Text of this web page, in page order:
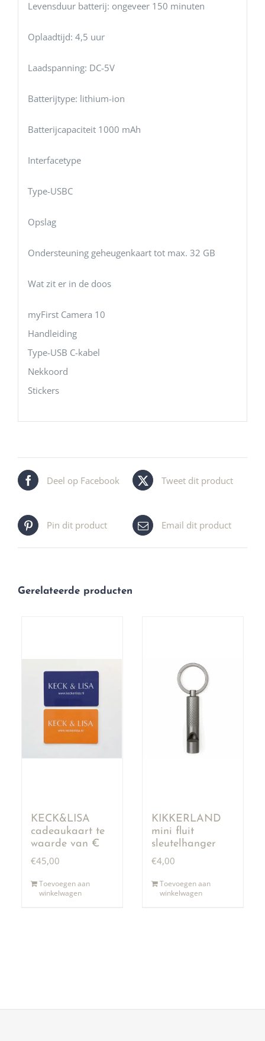
Levensduur batterij: ongeveer 150 minuten
Oplaadtijd: 4,5 uur
Laadspanning: DC-5V
Batterijtype: lithium-ion
Batterijcapaciteit 1000 mAh
Interfacetype
Type-USBC
Opslag
Ondersteuning geheugenkaart tot max. 32 GB
Wat zit er in de doos
myFirst Camera 10
Handleiding
Type-USB C-kabel
Nekkoord
Stickers
Deel op Facebook Tweet dit product
Pin dit product Email dit product
Gerelateerde producten
KECK&LISA
cadeaukaart te
waarde van €
50,00
€45,00
Toevoegen aan
winkelwagen
KIKKERLAND
mini fluit
sleutelhanger
€4,00
Toevoegen aan
winkelwagen